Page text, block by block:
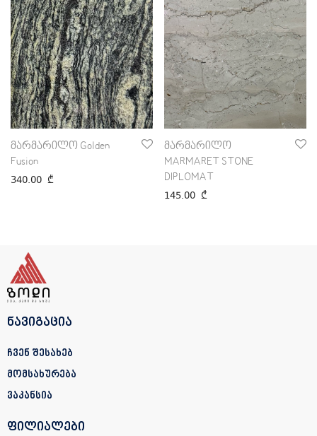
მარმარილო Golden
Fusion
340.00 ₾
მარმარილო
MARMARET STONE
DIPLOMAT
145.00 ₾
ნავიგაცია
ჩვენ შესახებ
მომსახურება
ვაკანსია
ფილიალები